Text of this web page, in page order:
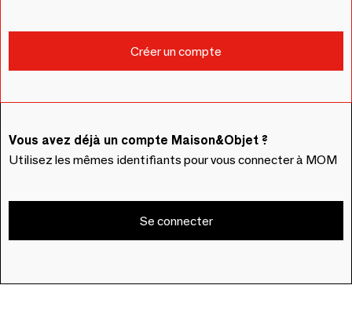
Vous avez déjà un compte Maison&Objet ?
Utilisez les mêmes identifiants pour vous connecter à MOM
Se connecter